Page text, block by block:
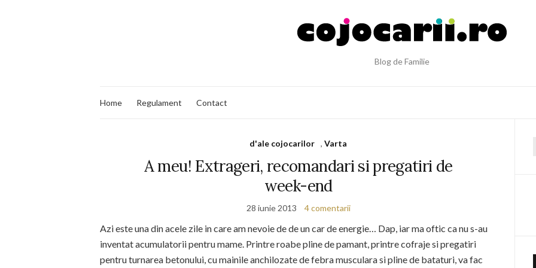
Blog de Familie
Home Regulament Contact
d'ale cojocarilor ,Varta
A meu! Extrageri, recomandari si pregatiri de
week-end
28 iunie 2013 4 comentarii
Azi este una din acele zile in care am nevoie de de un car de energie… Dap, iar ma oftic ca nu s-au
inventat acumulatorii pentru mame. Printre roabe pline de pamant, printre cofraje si pregatiri
pentru turnarea betonului, cu mainile anchilozate de febra musculara si pline de bataturi, va fac